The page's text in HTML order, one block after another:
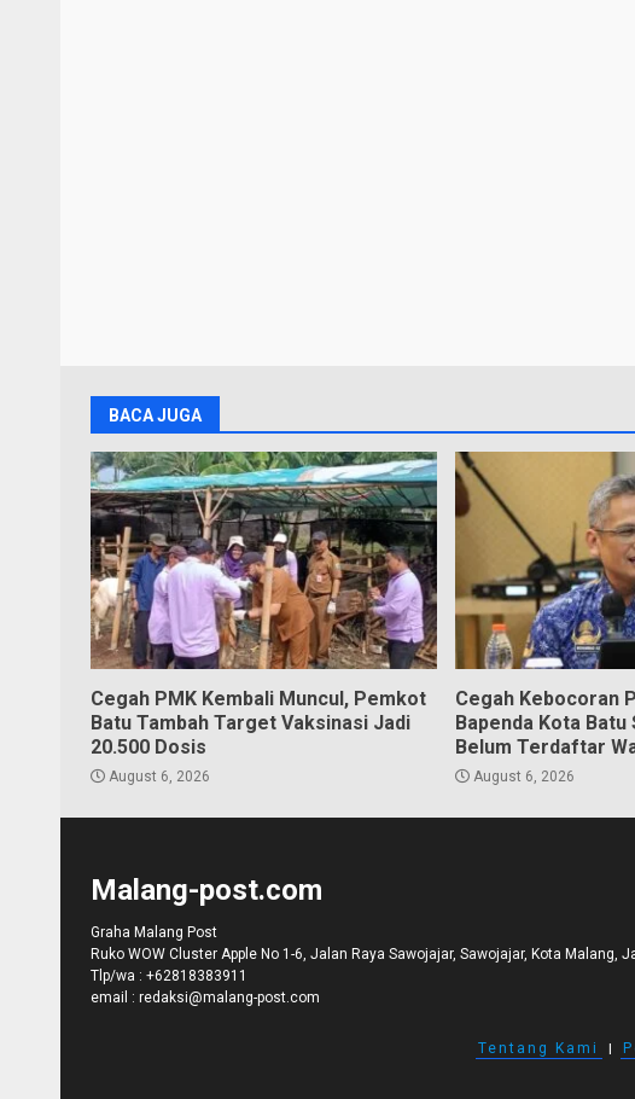
BACA JUGA
Cegah PMK Kembali Muncul, Pemkot
Batu Tambah Target Vaksinasi Jadi
20.500 Dosis
August 6, 2026
Cegah Kebocoran
Bapenda Kota Batu
Belum Terdaftar
August 6, 2026
Malang-post.com
Graha Malang Post
Ruko WOW Cluster Apple No 1-6, Jalan Raya Sawojajar, Sawojajar, Kota Malang,
Tlp/wa : +62818383911
email : redaksi@malang-post.com
Tentang Kami I